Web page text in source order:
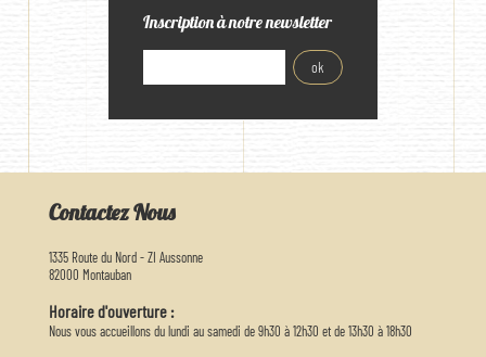
Inscription à notre newsletter
Contactez Nous
1335 Route du Nord - ZI Aussonne
82000 Montauban
Horaire d'ouverture :
Nous vous accueillons du lundi au samedi de 9h30 à 12h30 et de 13h30 à 18h30